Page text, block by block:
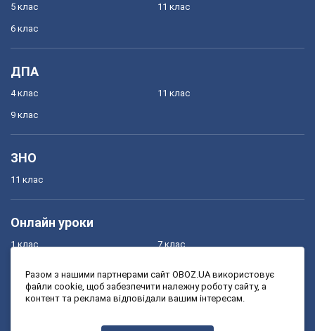
5 клас
6 клас
11 клас
ДПА
4 клас
9 клас
11 клас
ЗНО
11 клас
Онлайн уроки
1 клас
3 клас
7 клас
9 клас
Разом з нашими партнерами сайт OBOZ.UA використовує
файли cookie, щоб забезпечити належну роботу сайту, а
контент та реклама відповідали вашим інтересам.